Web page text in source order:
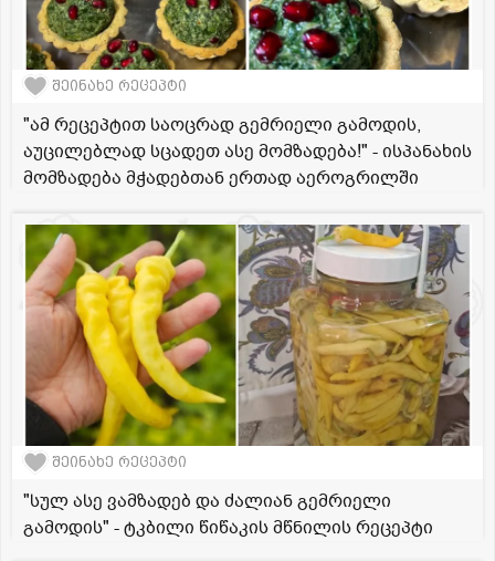
შეინახე რეცეპტი
"ამ რეცეპტით საოცრად გემრიელი გამოდის,
აუცილებლად სცადეთ ასე მომზადება!" - ისპანახის
მომზადება მჭადებთან ერთად აეროგრილში
შეინახე რეცეპტი
"სულ ასე ვამზადებ და ძალიან გემრიელი
გამოდის" - ტკბილი წიწაკის მწნილის რეცეპტი